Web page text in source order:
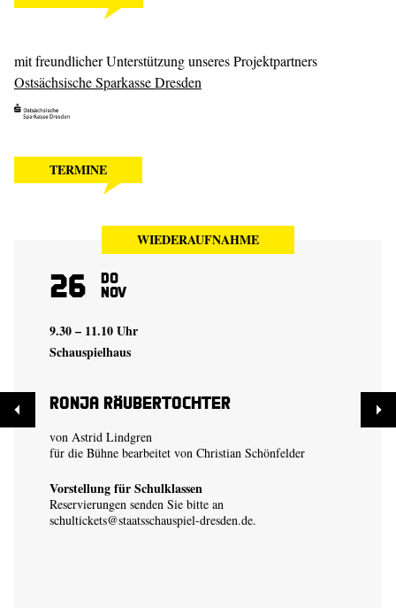
mit freundlicher Unterstützung unseres Projektpartners
Ostsächsische Sparkasse Dresden
TERMINE
WIEDERAUFNAHME
26 Do
Nov
9.30 – 11.10 Uhr
Schauspielhaus
Ronja Räubertochter
von Astrid Lindgren
für die Bühne bearbeitet von Christian Schönfelder
Vorstellung für Schulklassen
Reservierungen senden Sie bitte an
schultickets@staatsschauspiel-dresden.de.